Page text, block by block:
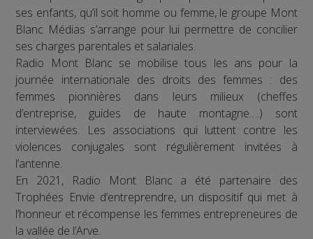
ses enfants, qu’il soit homme ou femme, le groupe Mont
Blanc Médias s’arrange pour lui permettre de concilier
ses charges parentales et salariales.
Radio Mont Blanc se mobilise tous les ans pour la
journée internationale des droits des femmes : des
femmes pionnières dans leurs milieux (cheffes
d’entreprise, guides de haute montagne….) sont
interviewées. Les associations qui luttent contre les
violences conjugales sont régulièrement invitées à
l’antenne.
En 2021, Radio Mont Blanc a été partenaire des
Trophées Envie d’entreprendre, un dispositif qui met à
l’honneur et récompense les femmes entrepreneures de
la vallée de l’Arve.